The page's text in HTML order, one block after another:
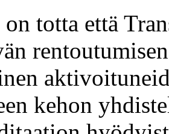
totta että
kehon